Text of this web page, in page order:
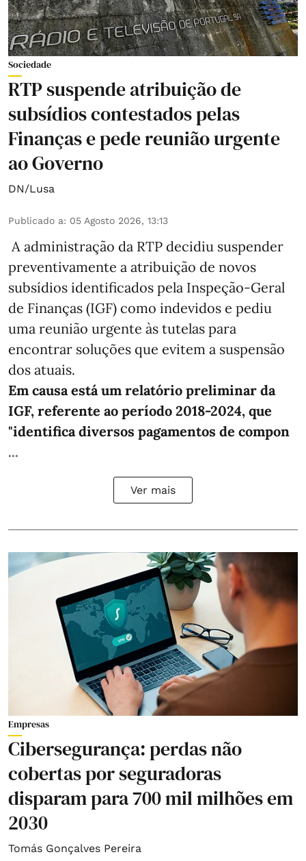
Sociedade
RTP suspende atribuição de
subsídios contestados pelas
Finanças e pede reunião urgente
ao Governo
DN/Lusa
Publicado a: 05 Agosto 2026, 13:13
A administração da RTP decidiu suspender
preventivamente a atribuição de novos
subsídios identificados pela Inspeção-Geral
de Finanças (IGF) como indevidos e pediu
uma reunião urgente às tutelas para
encontrar soluções que evitem a suspensão
dos atuais.
Em causa está um relatório preliminar da
IGF, referente ao período 2018-2024, que
"identifica diversos pagamentos de compon
...
Ver mais
Empresas
Cibersegurança: perdas não
cobertas por seguradoras
disparam para 700 mil milhões em
2030
Tomás Gonçalves Pereira